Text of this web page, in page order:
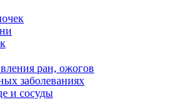
ран, ожогов
заболеваниях
и сосуды